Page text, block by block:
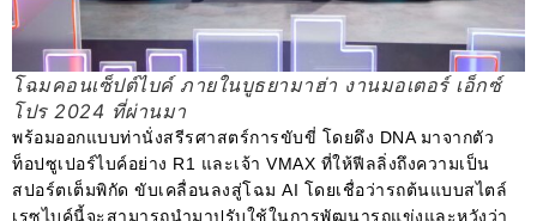
โฉมคอนเซ็ปต์ไบค์ ภายในบูธยามาฮ่า งานมอเตอร์ เอ็กซ์
โปร 2024 ที่ผ่านมา
พร้อมออกแบบท่านั่งสรีรศาสตร์การขับขี่ โดยดึง DNA มาจากตัว
ท็อปซูเปอร์ไบค์อย่าง R1 และเจ้า VMAX ที่ให้ฟีลลิ่งถึงความเป็น
สปอร์ตเต็มพิกัด ขับเคลื่อนลงสู่โฉม AI โดยเชื่อว่ารถต้นแบบสไตล์
เรซไบค์นี้จะสามารถนำมาปรับใช้ในการพัฒนารถแข่งและหวังว่า